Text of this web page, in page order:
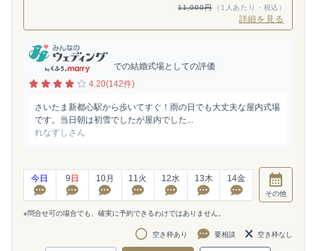
11,000円
（1人あたり・税込）
詳細を見る
での結婚式場としての評価
4.20(142件)
さいたま新都心駅から歩いてすぐ！雨の日でも大丈夫な屋内式場
です。当日朝は初雪でしたが屋内でした...
れなすしさん
今日 9 日 10月 11 火 12水 13木 14金
その他
※問合せ可の場合でも、確実に予約できるわけではありません。
空き枠あり 要相談 空き枠なし